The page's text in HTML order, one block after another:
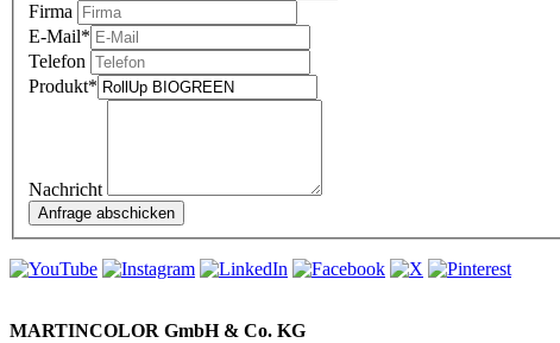
Firma
E-Mail*
Telefon
Produkt*
Nachricht
MARTINCOLOR GmbH & Co. KG